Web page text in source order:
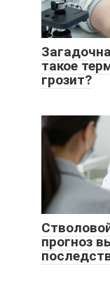
такое
грозит?
прогноз